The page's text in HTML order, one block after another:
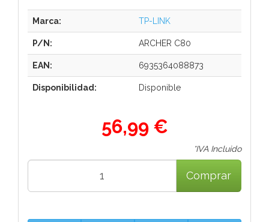
Marca: TP-LINK
P/N: ARCHER C80
EAN: 6935364088873
Disponibilidad: Disponible
56,99 €
*IVA Incluido
Comprar